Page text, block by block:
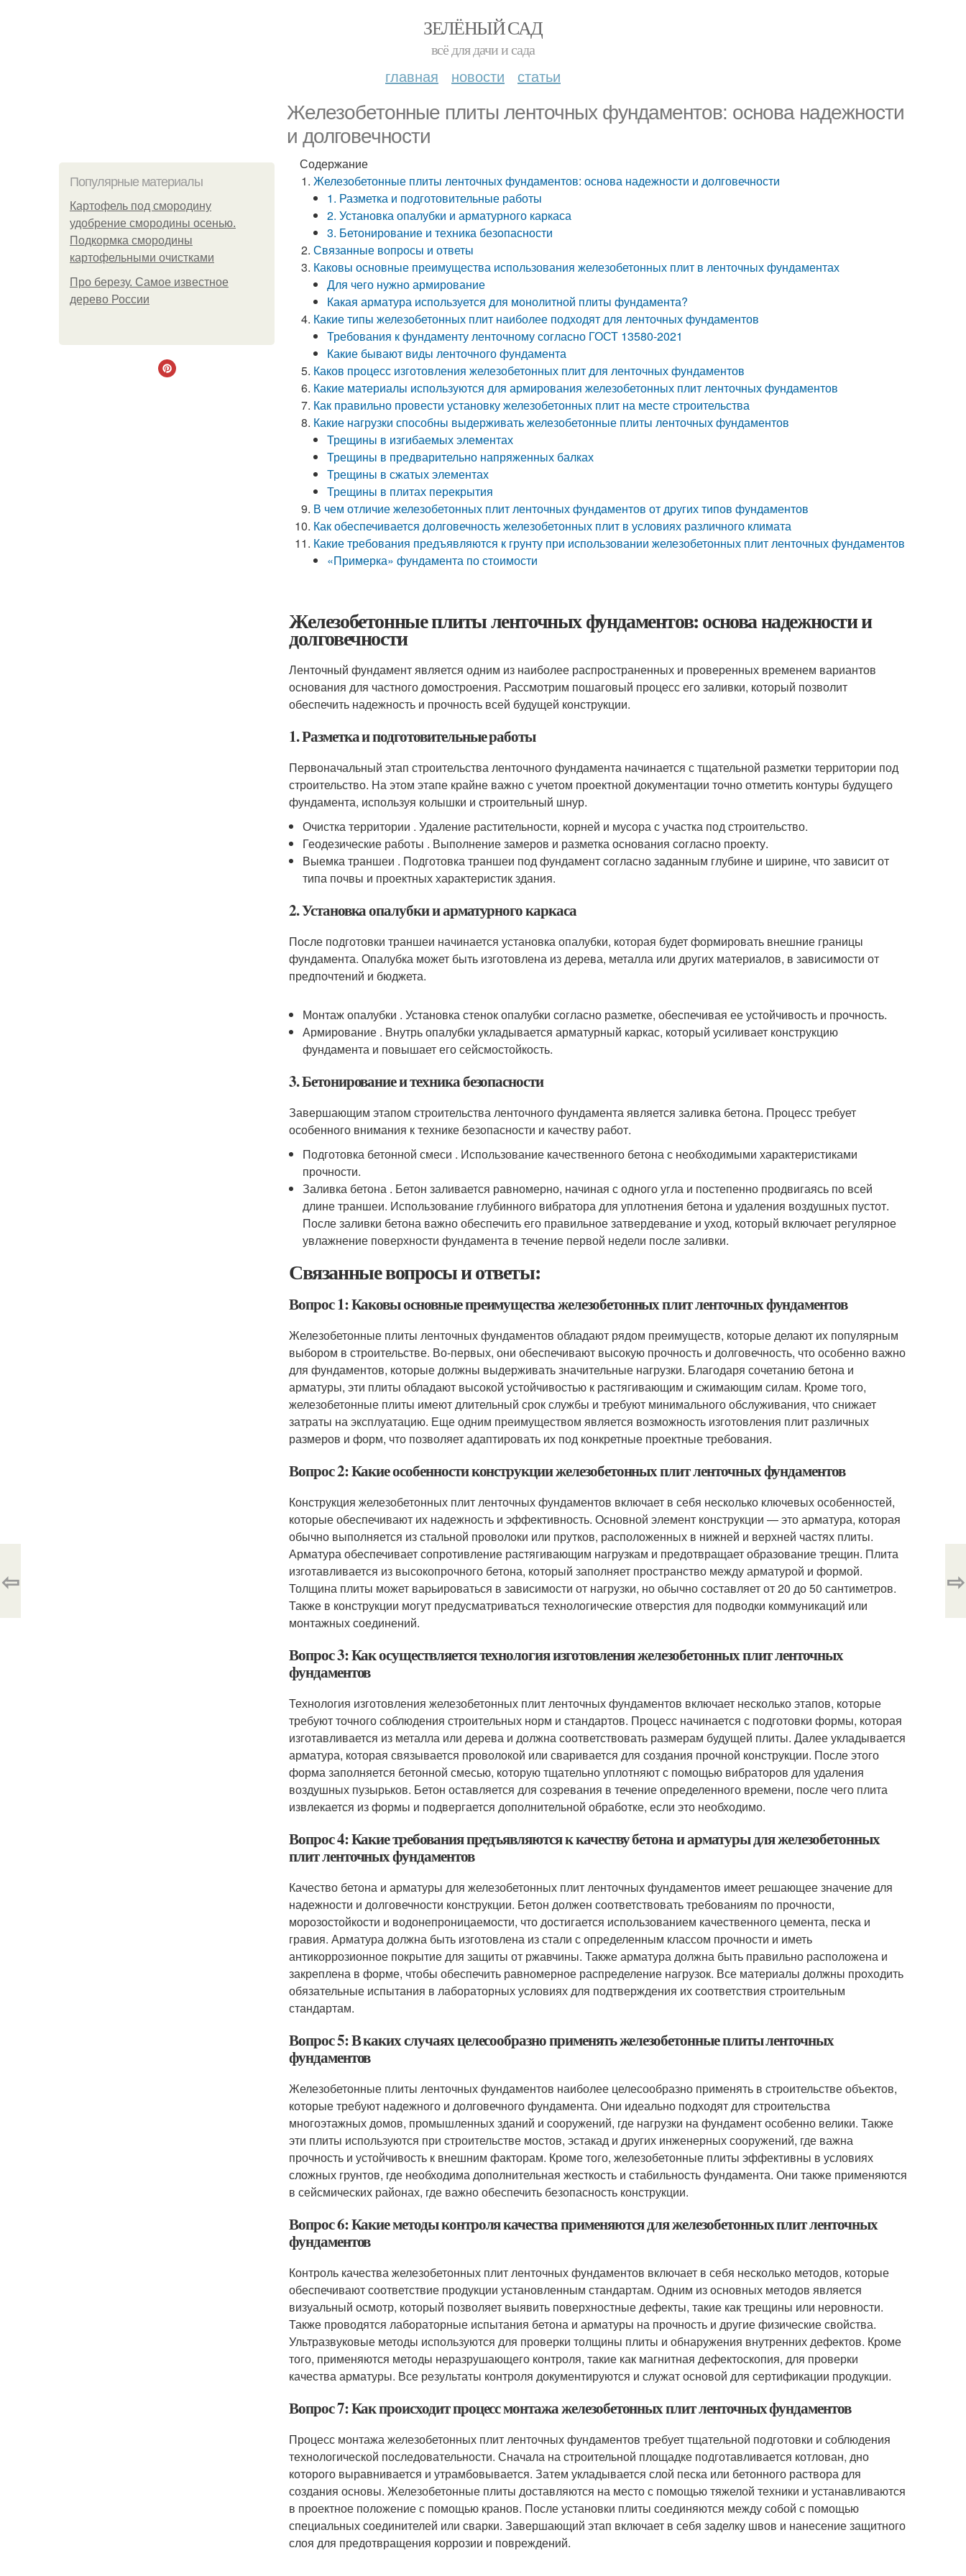
ЗЕЛЁНЫЙ САД
всё для дачи и сада
главная новости статьи
Железобетонные плиты ленточных фундаментов: основа надежности
и долговечности
Популярные материалы
Картофель под смородину
удобрение смородины осенью.
Подкормка смородины
картофельными очистками
Про березу. Самое известное
дерево России
Содержание
Железобетонные плиты ленточных фундаментов: основа надежности и долговечности
1. Разметка и подготовительные работы
2. Установка опалубки и арматурного каркаса
3. Бетонирование и техника безопасности
Связанные вопросы и ответы
Каковы основные преимущества использования железобетонных плит в ленточных фундаментах
Для чего нужно армирование
Какая арматура используется для монолитной плиты фундамента?
Какие типы железобетонных плит наиболее подходят для ленточных фундаментов
Требования к фундаменту ленточному согласно ГОСТ 13580-2021
Какие бывают виды ленточного фундамента
Каков процесс изготовления железобетонных плит для ленточных фундаментов
Какие материалы используются для армирования железобетонных плит ленточных фундаментов
Как правильно провести установку железобетонных плит на месте строительства
Какие нагрузки способны выдерживать железобетонные плиты ленточных фундаментов
Трещины в изгибаемых элементах
Трещины в предварительно напряженных балках
Трещины в сжатых элементах
Трещины в плитах перекрытия
В чем отличие железобетонных плит ленточных фундаментов от других типов фундаментов
Как обеспечивается долговечность железобетонных плит в условиях различного климата
Какие требования предъявляются к грунту при использовании железобетонных плит ленточных фундаментов
«Примерка» фундамента по стоимости
Железобетонные плиты ленточных фундаментов: основа надежности и
долговечности
Ленточный фундамент является одним из наиболее распространенных и проверенных временем вариантов
основания для частного домостроения. Рассмотрим пошаговый процесс его заливки, который позволит
обеспечить надежность и прочность всей будущей конструкции.
1. Разметка и подготовительные работы
Первоначальный этап строительства ленточного фундамента начинается с тщательной разметки территории под
строительство. На этом этапе крайне важно с учетом проектной документации точно отметить контуры будущего
фундамента, используя колышки и строительный шнур.
Очистка территории . Удаление растительности, корней и мусора с участка под строительство.
Геодезические работы . Выполнение замеров и разметка основания согласно проекту.
Выемка траншеи . Подготовка траншеи под фундамент согласно заданным глубине и ширине, что зависит от
типа почвы и проектных характеристик здания.
2. Установка опалубки и арматурного каркаса
После подготовки траншеи начинается установка опалубки, которая будет формировать внешние границы
фундамента. Опалубка может быть изготовлена из дерева, металла или других материалов, в зависимости от
предпочтений и бюджета.
Монтаж опалубки . Установка стенок опалубки согласно разметке, обеспечивая ее устойчивость и прочность.
Армирование . Внутрь опалубки укладывается арматурный каркас, который усиливает конструкцию
фундамента и повышает его сейсмостойкость.
3. Бетонирование и техника безопасности
Завершающим этапом строительства ленточного фундамента является заливка бетона. Процесс требует
особенного внимания к технике безопасности и качеству работ.
Подготовка бетонной смеси . Использование качественного бетона с необходимыми характеристиками
прочности.
Заливка бетона . Бетон заливается равномерно, начиная с одного угла и постепенно продвигаясь по всей
длине траншеи. Использование глубинного вибратора для уплотнения бетона и удаления воздушных пустот.
После заливки бетона важно обеспечить его правильное затвердевание и уход, который включает регулярное
увлажнение поверхности фундамента в течение первой недели после заливки.
Связанные вопросы и ответы:
Вопрос 1: Каковы основные преимущества железобетонных плит ленточных фундаментов
Железобетонные плиты ленточных фундаментов обладают рядом преимуществ, которые делают их популярным
выбором в строительстве. Во-первых, они обеспечивают высокую прочность и долговечность, что особенно важно
для фундаментов, которые должны выдерживать значительные нагрузки. Благодаря сочетанию бетона и
арматуры, эти плиты обладают высокой устойчивостью к растягивающим и сжимающим силам. Кроме того,
железобетонные плиты имеют длительный срок службы и требуют минимального обслуживания, что снижает
затраты на эксплуатацию. Еще одним преимуществом является возможность изготовления плит различных
размеров и форм, что позволяет адаптировать их под конкретные проектные требования.
Вопрос 2: Какие особенности конструкции железобетонных плит ленточных фундаментов
Конструкция железобетонных плит ленточных фундаментов включает в себя несколько ключевых особенностей,
которые обеспечивают их надежность и эффективность. Основной элемент конструкции — это арматура, которая
обычно выполняется из стальной проволоки или прутков, расположенных в нижней и верхней частях плиты.
Арматура обеспечивает сопротивление растягивающим нагрузкам и предотвращает образование трещин. Плита
изготавливается из высокопрочного бетона, который заполняет пространство между арматурой и формой.
Толщина плиты может варьироваться в зависимости от нагрузки, но обычно составляет от 20 до 50 сантиметров.
Также в конструкции могут предусматриваться технологические отверстия для подводки коммуникаций или
монтажных соединений.
Вопрос 3: Как осуществляется технология изготовления железобетонных плит ленточных
фундаментов
Технология изготовления железобетонных плит ленточных фундаментов включает несколько этапов, которые
требуют точного соблюдения строительных норм и стандартов. Процесс начинается с подготовки формы, которая
изготавливается из металла или дерева и должна соответствовать размерам будущей плиты. Далее укладывается
арматура, которая связывается проволокой или сваривается для создания прочной конструкции. После этого
форма заполняется бетонной смесью, которую тщательно уплотняют с помощью вибраторов для удаления
воздушных пузырьков. Бетон оставляется для созревания в течение определенного времени, после чего плита
извлекается из формы и подвергается дополнительной обработке, если это необходимо.
Вопрос 4: Какие требования предъявляются к качеству бетона и арматуры для железобетонных
плит ленточных фундаментов
Качество бетона и арматуры для железобетонных плит ленточных фундаментов имеет решающее значение для
надежности и долговечности конструкции. Бетон должен соответствовать требованиям по прочности,
морозостойкости и водонепроницаемости, что достигается использованием качественного цемента, песка и
гравия. Арматура должна быть изготовлена из стали с определенным классом прочности и иметь
антикоррозионное покрытие для защиты от ржавчины. Также арматура должна быть правильно расположена и
закреплена в форме, чтобы обеспечить равномерное распределение нагрузок. Все материалы должны проходить
обязательные испытания в лабораторных условиях для подтверждения их соответствия строительным
стандартам.
Вопрос 5: В каких случаях целесообразно применять железобетонные плиты ленточных
фундаментов
Железобетонные плиты ленточных фундаментов наиболее целесообразно применять в строительстве объектов,
которые требуют надежного и долговечного фундамента. Они идеально подходят для строительства
многоэтажных домов, промышленных зданий и сооружений, где нагрузки на фундамент особенно велики. Также
эти плиты используются при строительстве мостов, эстакад и других инженерных сооружений, где важна
прочность и устойчивость к внешним факторам. Кроме того, железобетонные плиты эффективны в условиях
сложных грунтов, где необходима дополнительная жесткость и стабильность фундамента. Они также применяются
в сейсмических районах, где важно обеспечить безопасность конструкции.
Вопрос 6: Какие методы контроля качества применяются для железобетонных плит ленточных
фундаментов
Контроль качества железобетонных плит ленточных фундаментов включает в себя несколько методов, которые
обеспечивают соответствие продукции установленным стандартам. Одним из основных методов является
визуальный осмотр, который позволяет выявить поверхностные дефекты, такие как трещины или неровности.
Также проводятся лабораторные испытания бетона и арматуры на прочность и другие физические свойства.
Ультразвуковые методы используются для проверки толщины плиты и обнаружения внутренних дефектов. Кроме
того, применяются методы неразрушающего контроля, такие как магнитная дефектоскопия, для проверки
качества арматуры. Все результаты контроля документируются и служат основой для сертификации продукции.
Вопрос 7: Как происходит процесс монтажа железобетонных плит ленточных фундаментов
Процесс монтажа железобетонных плит ленточных фундаментов требует тщательной подготовки и соблюдения
технологической последовательности. Сначала на строительной площадке подготавливается котлован, дно
которого выравнивается и утрамбовывается. Затем укладывается слой песка или бетонного раствора для
создания основы. Железобетонные плиты доставляются на место с помощью тяжелой техники и устанавливаются
в проектное положение с помощью кранов. После установки плиты соединяются между собой с помощью
специальных соединителей или сварки. Завершающий этап включает в себя заделку швов и нанесение защитного
слоя для предотвращения коррозии и повреждений.
⇦ ⇨